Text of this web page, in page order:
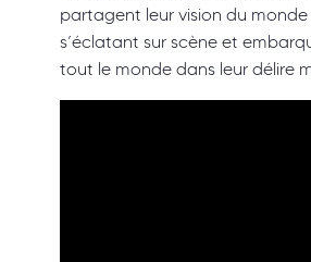
partagent leur vision du monde
s’éclatant sur scène et
tout le monde dans leur délire